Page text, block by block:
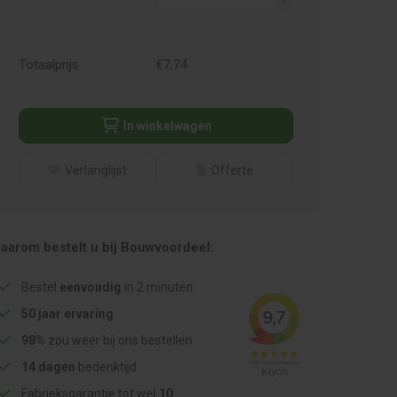
Totaalprijs €7,74
In winkelwagen
Verlanglijst Offerte
bestelt u bij Bouwvoordeel:
Bestel eenvoudig in 2 minuten
50 jaar ervaring
98% zou weer bij ons bestellen
14 dagen bedenktijd
Fabrieksgarantie tot wel 10